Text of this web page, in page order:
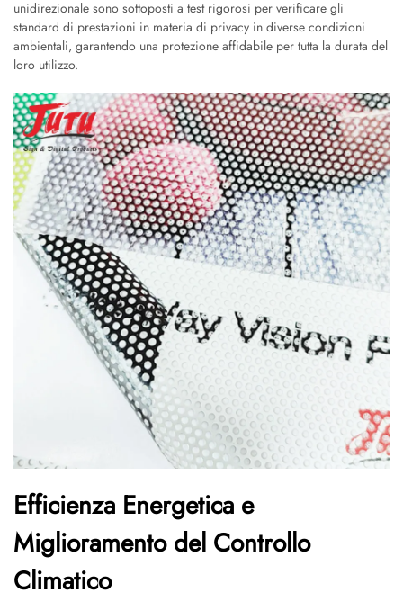
unidirezionale sono sottoposti a test rigorosi per verificare gli
standard di prestazioni in materia di privacy in diverse condizioni
ambientali, garantendo una protezione affidabile per tutta la durata del
loro utilizzo.
Efficienza Energetica e
Miglioramento del Controllo
Climatico